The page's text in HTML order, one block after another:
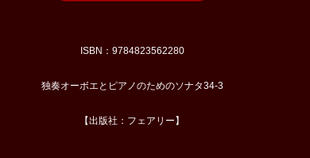
ISBN：9784823562280
独奏オーボエとピアノのためのソナタ34-3
【出版社：フェアリー】